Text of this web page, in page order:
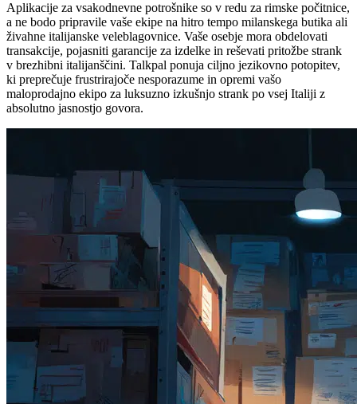
Aplikacije za vsakodnevne potrošnike so v redu za rimske počitnice,
a ne bodo pripravile vaše ekipe na hitro tempo milanskega butika ali
živahne italijanske veleblagovnice. Vaše osebje mora obdelovati
transakcije, pojasniti garancije za izdelke in reševati pritožbe strank
v brezhibni italijanščini. Talkpal ponuja ciljno jezikovno potopitev,
ki preprečuje frustrirajoče nesporazume in opremi vašo
maloprodajno ekipo za luksuzno izkušnjo strank po vsej Italiji z
absolutno jasnostjo govora.